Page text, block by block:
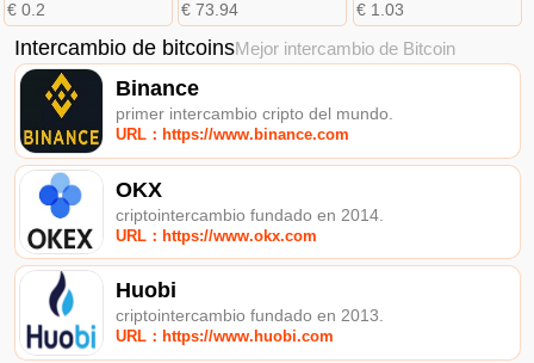
€ 0.2 € 73.94 € 1.03
Intercambio de bitcoinsMejor intercambio de Bitcoin
Binance
primer intercambio cripto del mundo.
URL：https://www.binance.com
OKX
criptointercambio fundado en 2014.
URL：https://www.okx.com
Huobi
criptointercambio fundado en 2013.
URL：https://www.huobi.com